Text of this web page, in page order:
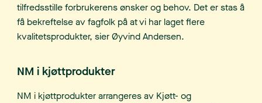
tilfredsstille forbrukerens ønsker og behov. Det er stas å
få bekreftelse av fagfolk på at vi har laget flere
kvalitetsprodukter, sier Øyvind Andersen.
NM i kjøttprodukter
NM i kjøttprodukter arrangeres av Kjøtt- og